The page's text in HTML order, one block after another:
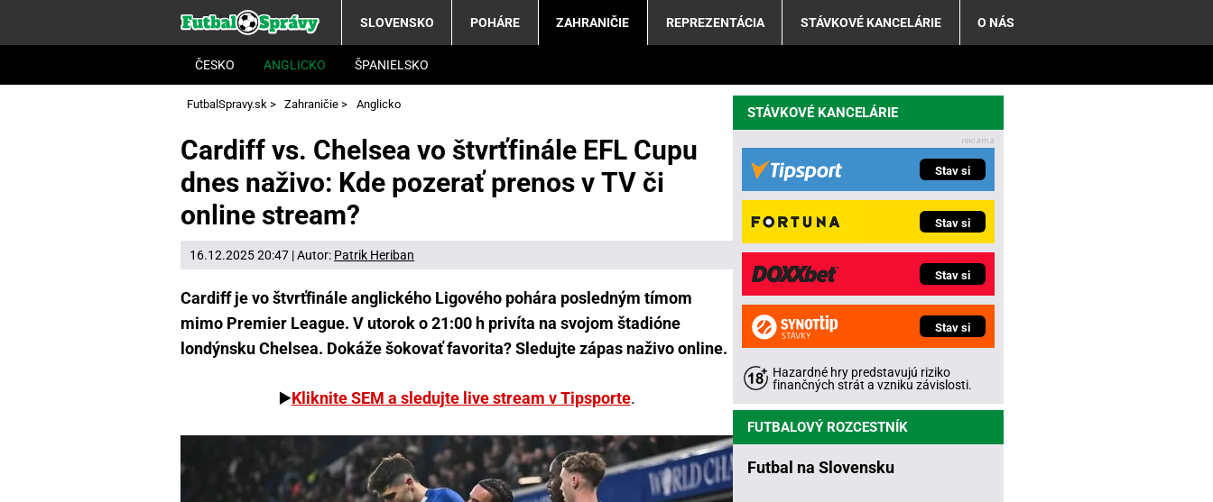
SLOVENSKO POHÁRE ZAHRANIČIE
ČESKO ANGLICKO ŠPANIELSKO
REPREZENTÁCIA STÁVKOVÉ KANCELÁRIE O NÁS
FutbalSpravy.sk > Zahraničie > Anglicko
Cardiff vs. Chelsea vo štvrťfinále EFL Cupu
dnes naživo: Kde pozerať prenos v TV či
online stream?
16.12.2025 20:47 | Autor: Patrik Heriban
Cardiff je vo štvrťfinále anglického Ligového pohára posledným tímom
mimo Premier League. V utorok o 21:00 h privíta na svojom štadióne
londýnsku Chelsea. Dokáže šokovať favorita? Sledujte zápas naživo online.
▶️Kliknite SEM a sledujte live stream v Tipsporte.
STÁVKOVÉ KANCELÁRIE
Stav si
Stav si
Stav si
Stav si
Hazardné hry predstavujú riziko
finančných strát a vzniku závislosti.
FUTBALOVÝ ROZCESTNÍK
Futbal na Slovensku